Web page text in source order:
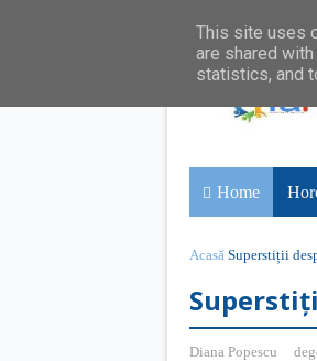
Home
Acasă Superstiții
Diana Popescu
This site uses
are shared
statistics, and